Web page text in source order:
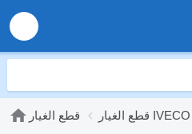
قطع الغيار قطع الغيار IVECO